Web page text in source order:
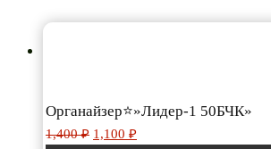
Органайзер⭐»Лидер-1 50БЧК»
1,400₽ Первоначальная
цена
1,100 ₽цена: